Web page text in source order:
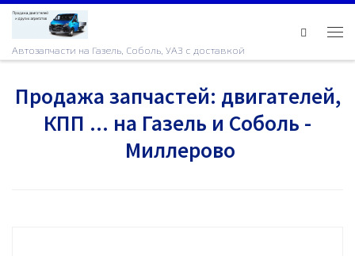
Skip to content
Автозапчасти на Газель, Соболь, УАЗ с доставкой
Продажа запчастей: двигателей,
КПП ... на Газель и Соболь -
Миллерово